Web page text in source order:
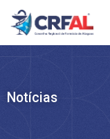
Ir
para
Notícias